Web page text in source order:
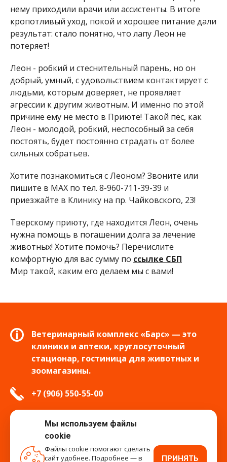
нему приходили врачи или ассистенты. В итоге
кропотливый уход, покой и хорошее питание дали
результат: стало понятно, что лапу Леон не
потеряет!
Леон - робкий и стеснительный парень, но он
добрый, умный, с удовольствием контактирует с
людьми, которым доверяет, не проявляет
агрессии к другим животным. И именно по этой
причине ему не место в Приюте! Такой пёс, как
Леон - молодой, робкий, неспособный за себя
постоять, будет постоянно страдать от более
сильных собратьев.
Хотите познакомиться с Леоном? Звоните или
пишите в МАХ по тел. 8-960-711-39-39 и
приезжайте в Клинику на пр. Чайковского, 23!
Тверскому приюту, где находится Леон, очень
нужна помощь в погашении долга за лечение
животных! Хотите помочь? Перечислите
комфортную для вас сумму по ссылке СБП
Мир такой, каким его делаем мы с вами!
Ветеринарный комплекс «Барс» — это
клиники и аптеки, круглосуточный
стационар, гостиница для животных и
зоомагазины.
+7 (906) 550-55-00
info.tver@bars-vet.ru
Мы используем файлы
cookie
Файлы cookie помогают сделать
сайт удобнее. Подробнее — в
ПРИНЯТЬ